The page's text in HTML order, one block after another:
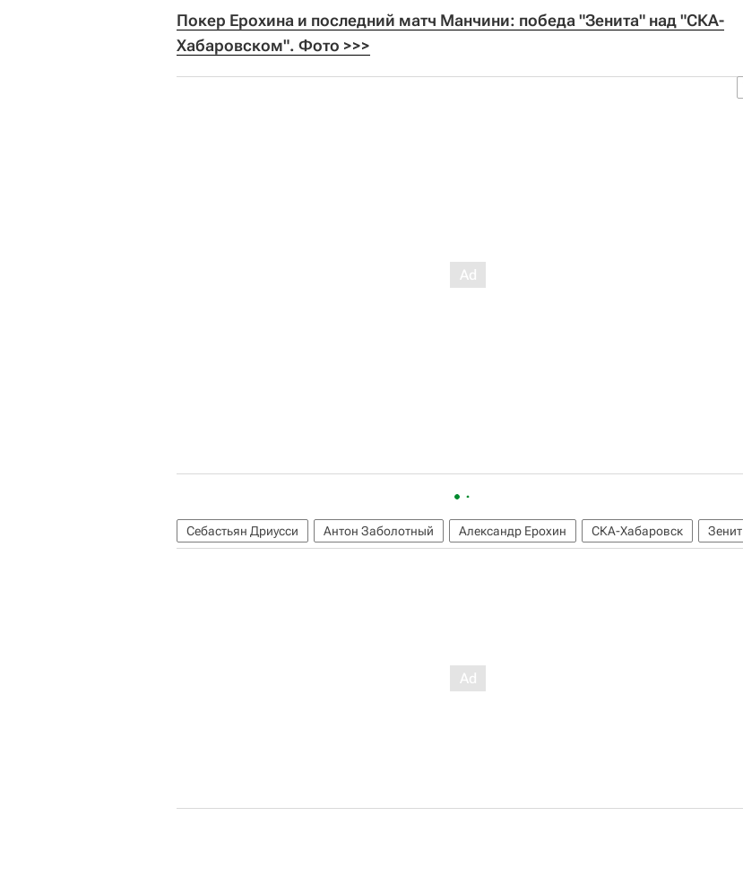
Покер Ерохина и последний матч Манчини: победа "Зенита" над "СКА-
Хабаровском". Фото >>>
Себастьян Дриусси Антон Заболотный Александр Ерохин СКА-Хабаровск Зенит